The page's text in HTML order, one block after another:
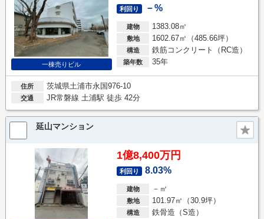
一棟売りビル
利回り －%
建物 1383.08㎡
敷地 1602.67㎡（485.66坪）
構造 鉄筋コンクリート（RC造）
築年数 35年
住所 茨城県土浦市永国976-10
交通 JR常磐線 土浦駅 徒歩 42分
延山マンション
1億8,400万円
利回り 8.03%
建物 －㎡
敷地 101.97㎡（30.9坪）
構造 鉄骨造（S造）